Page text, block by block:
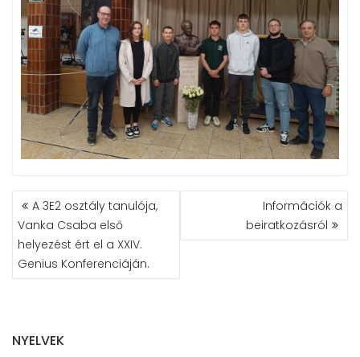
BEJEGYZÉS
NAVIGÁCIÓ
A 3E2 osztály tanulója,
Vanka Csaba első
helyezést ért el a XXIV.
Genius Konferenciáján.
Információk a
beiratkozásról
NYELVEK